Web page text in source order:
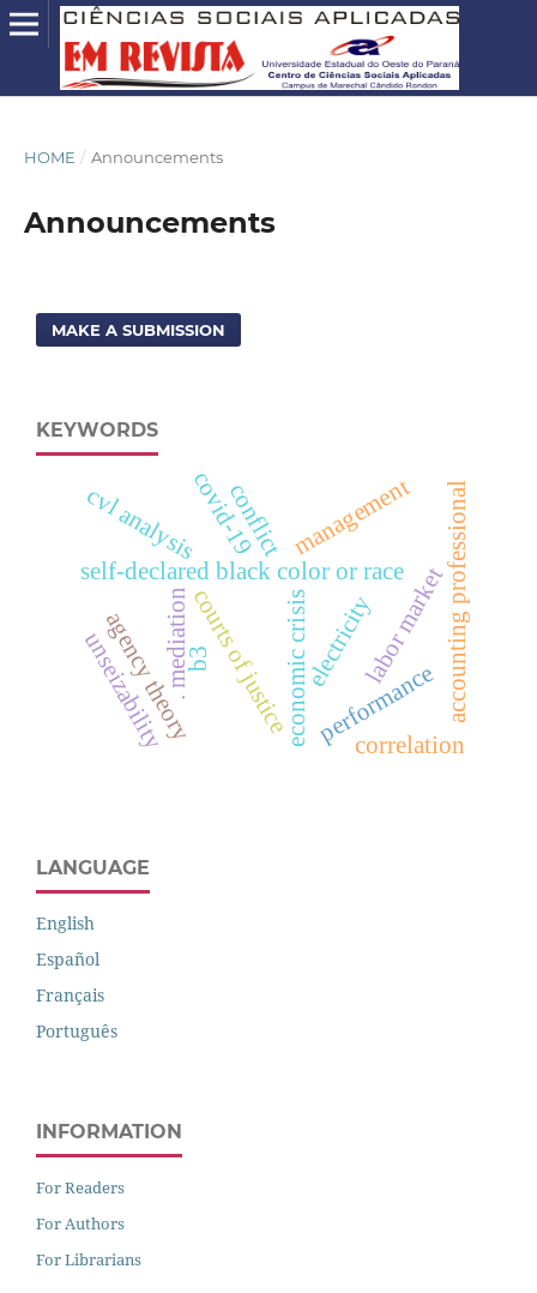
HOME / Announcements
Announcements
MAKE A SUBMISSION
KEYWORDS
economic crisis
self-declared black color or race
labor market
courts of justice
conflict
. mediation accounting professional
performance
agency theory electricity
cvl analysis management
unseizability
covid-19
b3
correlation
LANGUAGE
English
Español
Français
Português
INFORMATION
For Readers
For Authors
For Librarians